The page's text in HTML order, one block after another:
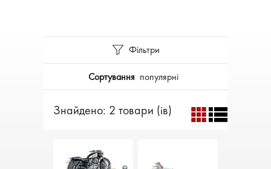
Фільтри
Сортування популярні
Знайдено: 2 товари (ів)